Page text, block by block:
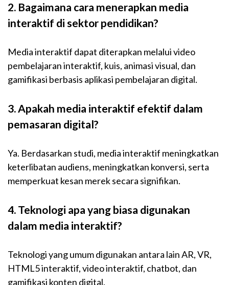
2. Bagaimana cara menerapkan media
interaktif di sektor pendidikan?
Media interaktif dapat diterapkan melalui video
pembelajaran interaktif, kuis, animasi visual, dan
gamifikasi berbasis aplikasi pembelajaran digital.
3. Apakah media interaktif efektif dalam
pemasaran digital?
Ya. Berdasarkan studi, media interaktif meningkatkan
keterlibatan audiens, meningkatkan konversi, serta
memperkuat kesan merek secara signifikan.
4. Teknologi apa yang biasa digunakan
dalam media interaktif?
Teknologi yang umum digunakan antara lain AR, VR,
HTML5 interaktif, video interaktif, chatbot, dan
gamifikasi konten digital.